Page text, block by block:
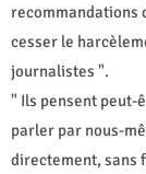
recommandations
cesser le
journalistes ".
" Ils pensent peut-
parler par nous-
directement, sans